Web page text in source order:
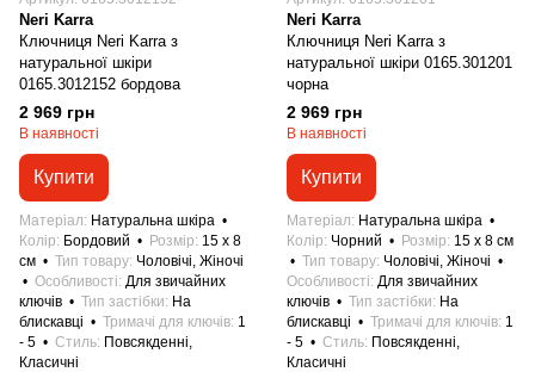
Neri Karra
Ключниця Neri Karra з
натуральної шкіри
0165.3012152 бордова
2 969 грн
В наявності
Купити
Матеріал
Натуральна шкіра
Колір
Бордовий Розмір 15 x 8
см
Тип товару Чоловічі, Жіночі
Особливості Для звичайних
ключів
Тип застібки
На
блискавці
Тримачі для ключів 1
- 5
Стиль Повсякденні,
Класичні
Neri Karra
Ключниця Neri Karra з
натуральної шкіри 0165.301201
чорна
2 969 грн
В наявності
Купити
Матеріал
Натуральна шкіра
Колір Чорний Розмір 15 x 8 см
Тип товару Чоловічі, Жіночі
Особливості Для звичайних
ключів
Тип застібки
На
блискавці
Тримачі для ключів 1
- 5
Стиль Повсякденні,
Класичні